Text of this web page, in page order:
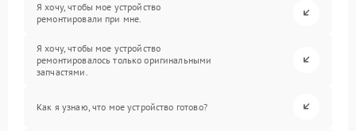
Я хочу, чтобы мое устройство
ремонтировали при мне.
Я хочу, чтобы мое устройство
ремонтировалось только оригинальными
запчастями.
Как я узнаю, что мое устройство готово?